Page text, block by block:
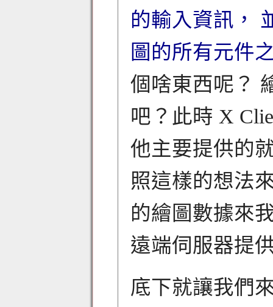
的輸入資訊，
圖的所有元件
個啥東西呢？
吧？此時 X
他主要提供的
照這樣的想法
的繪圖數據來
遠端伺服器提
底下就讓我們